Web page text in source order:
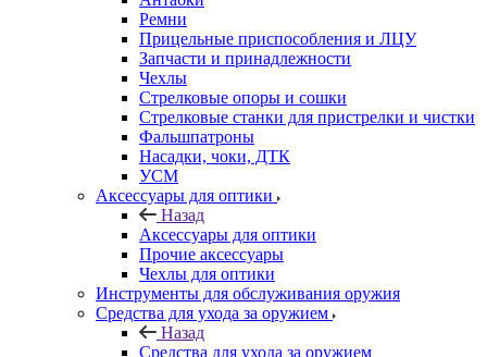
Ремни
Прицельные приспособления и ЛЦУ
Запчасти и принадлежности
Чехлы
Стрелковые опоры и сошки
Стрелковые станки для пристрелки и чистки
Фальшпатроны
Насадки, чоки, ДТК
УСМ
Аксессуары для оптики
Назад
Аксессуары для оптики
Прочие аксессуары
Чехлы для оптики
Инструменты для обслуживания оружия
Средства для ухода за оружием
Назад
Средства для ухода за оружием